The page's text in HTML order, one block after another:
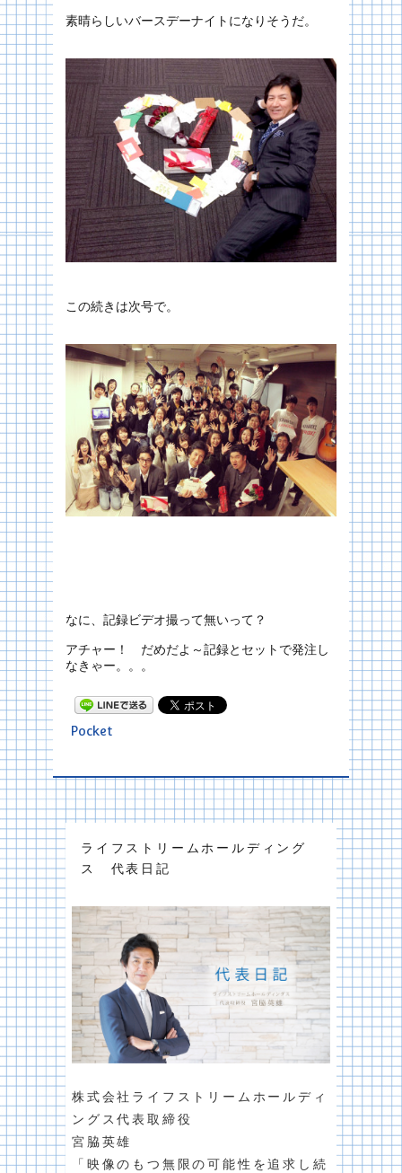
素晴らしいバースデーナイトになりそうだ。
この続きは次号で。
なに、記録ビデオ撮って無いって？
アチャー！ だめだよ～記録とセットで発注し
なきゃー。。。
Pocket
ライフストリームホールディング
ス 代表日記
株式会社ライフストリームホールディ
ングス代表取締役
宮脇英雄
「映像のもつ無限の可能性を追求し続